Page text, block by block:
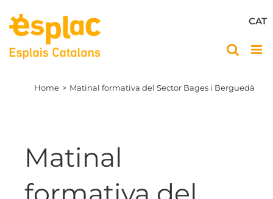
content
CAT
Home Matinal formativa del Sector Bages i Berguedà
Matinal